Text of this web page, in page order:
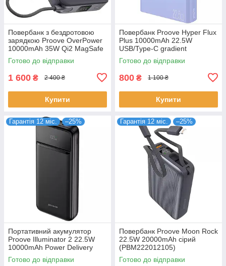
Повербанк з бездротовою
зарядкою Proove OverPower
10000mAh 35W Qi2 MagSafe
вбудований кабель Type-C
(PBOP35012105)
Готово до відправки
1 600 ₴ 2 400 ₴
Купити
Повербанк Proove Hyper Flux
Plus 10000mAh 22.5W
USB/Type-C gradient
(PBF122120009)
Готово до відправки
800 ₴ 1 100 ₴
Купити
Гарантія 12 міс. –25%
Портативний акумулятор
Proove Illuminator 2 22.5W
10000mAh Power Delivery
Чорний (PBIP10212201)
Готово до відправки
Гарантія 12 міс. –25%
Повербанк Proove Moon Rock
22.5W 20000mAh сірий
(PBM222012105)
Готово до відправки